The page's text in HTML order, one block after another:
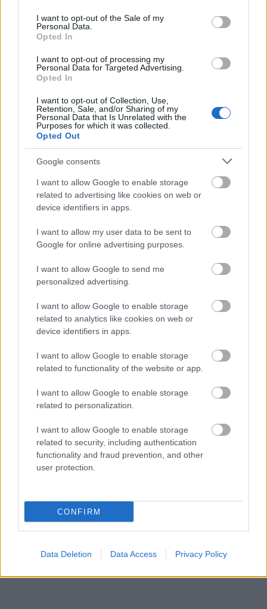
consent section.
I want to opt-out of the Sale of my
Personal Data.
Opted In
I want to opt-out of processing my
Personal Data for Targeted Advertising.
Opted In
I want to opt-out of Collection, Use,
Retention, Sale, and/or Sharing of my
Personal Data that Is Unrelated with the
Purposes for which it was collected.
Opted Out
Google consents
I want to allow Google to enable storage
related to advertising like cookies on web or
device identifiers in apps.
I want to allow my user data to be sent to
Google for online advertising purposes.
I want to allow Google to send me
personalized advertising.
I want to allow Google to enable storage
related to analytics like cookies on web or
device identifiers in apps.
I want to allow Google to enable storage
related to functionality of the website or app.
I want to allow Google to enable storage
related to personalization.
I want to allow Google to enable storage
related to security, including authentication
functionality and fraud prevention, and other
user protection.
CONFIRM
Data Deletion Data Access Privacy Policy
ειδήσεις.
Βάλε το proson.gr στα αποτελέσματα
Δημοφιλείς Ειδήσεις
ΟΠΕΚΑ: Μηνιαίο επίδομα έως 210
ευρώ - Πώς θα τα πάρετε
Τι σημαίνει η λέξη «σιγαλός»
αιτήσεις στις 24 Αυγούστου – Τι
αλλάζει στο πρόγραμμα
Σωφρονιστικά καταστήματα: 416
προσλήψεις χωρίς πτυχίο - Πού κάνετε
αίτηση
ΚΚΕ Τέμπη Τρένο Έγκλημα
Θάνατος Νέα Δημοκρατία Δικαστήρια